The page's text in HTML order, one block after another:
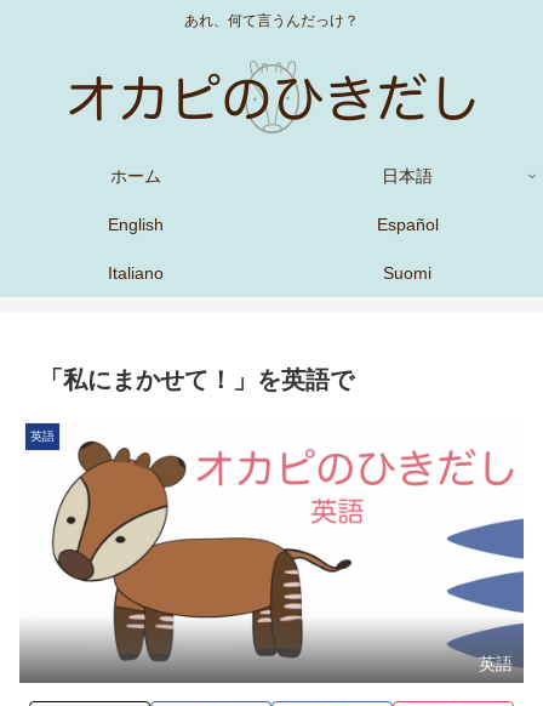
あれ、何て言うんだっけ？
ホーム 日本語
English Español
Italiano Suomi
「私にまかせて！」を英語で
英語
英語